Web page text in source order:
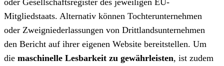
Mitgliedstaats. Alternativ können Tochterunternehmen
oder Zweigniederlassungen von Drittlandsunternehmen
den Bericht auf ihrer eigenen Website bereitstellen. Um
die maschinelle Lesbarkeit zu gewährleisten, ist zudem